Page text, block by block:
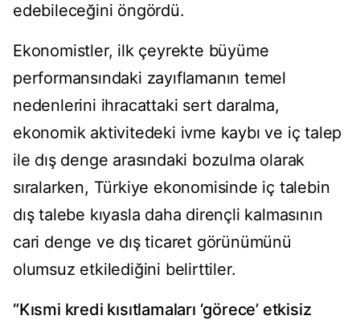
edebileceğini öngördü.
Ekonomistler, ilk çeyrekte büyüme
performansındaki zayıflamanın temel
nedenlerini ihracattaki sert daralma,
ekonomik aktivitedeki ivme kaybı ve iç talep
ile dış denge arasındaki bozulma olarak
sıralarken, Türkiye ekonomisinde iç talebin
dış talebe kıyasla daha dirençli kalmasının
cari denge ve dış ticaret görünümünü
olumsuz etkilediğini belirttiler.
“Kısmi kredi kısıtlamaları ‘görece’ etkisiz